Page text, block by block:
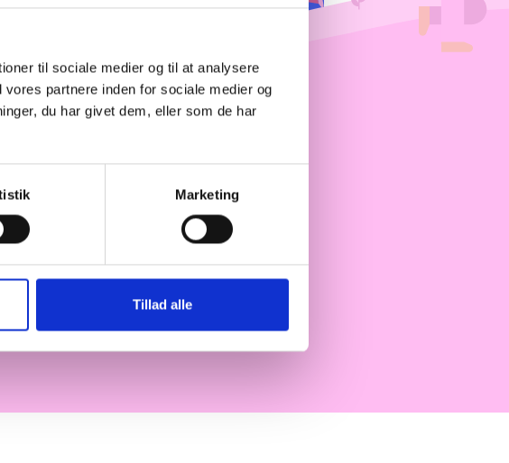
til sociale medier og til at analysere
partnere inden for sociale medier og
du har givet dem, eller som de har
Marketing
Tillad alle
mellem kommuner og
og udlejning er et værktøj til at opnå
om dem her.